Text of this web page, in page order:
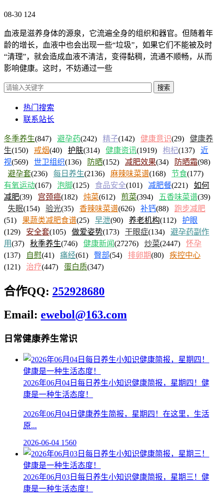
08-30 124
血液是滋养身体的源泉，它流遍全身的组织和器官。但随着年
龄的增长，血液中也会出现一些“垃圾”，如果它们不能被及时
“清理”，就会造成血液不清洁，变得黏稠，流通不顺畅，从而
影响健康。这时，不妨通过一些
搜索
热门搜索
联系站长
冬季养生(847) 避孕药(242) 精子(142) 健康意识(29) 健康养
生(150) 戒烟(40) 护肤(314) 健康资讯(1919) 枸杞(137) 近
视(569) 世卫组织(136) 防晒(152) 减肥效果(34) 防晒霜(98)
避孕套(236) 每日养生(2136) 麻辣味菜谱(168) 节食(177)
有氧运动(167) 泡脚(125) 食品安全(101) 减肥餐(221) 如何
减肥(39) 宫颈癌(182) 炖菜(612) 煎菜(394) 五香味菜谱(39)
失眠(154) 验光(35) 香辣味菜谱(626) 补钙(88) 跑步减肥
(51) 果蔬类减肥食谱(25) 早泄(90) 养老机构(112) 护眼
(129) 安全套(105) 做爱姿势(173) 干眼症(134) 避孕药副作
用(37) 秋季养生(746) 健康新闻(27276) 炒菜(2447) 怀孕
(137)
自慰(41) 痛经(61) 臀部(54) 排卵期(80) 疾控中心
(121) 治疗(447) 蛋白质(347)
合作QQ: 252928680
Email: ewebol@163.com
日常健康养生常识
2026年06月04日每日养生小知识健康简报，星期四！健
康是一种生活态度！
2026年06月04日健康养生简报，星期四！在这里，生活
原...
2026-06-04 1560
2026年06月03日每日养生小知识健康简报，星期三！健
康是一种生活态度！